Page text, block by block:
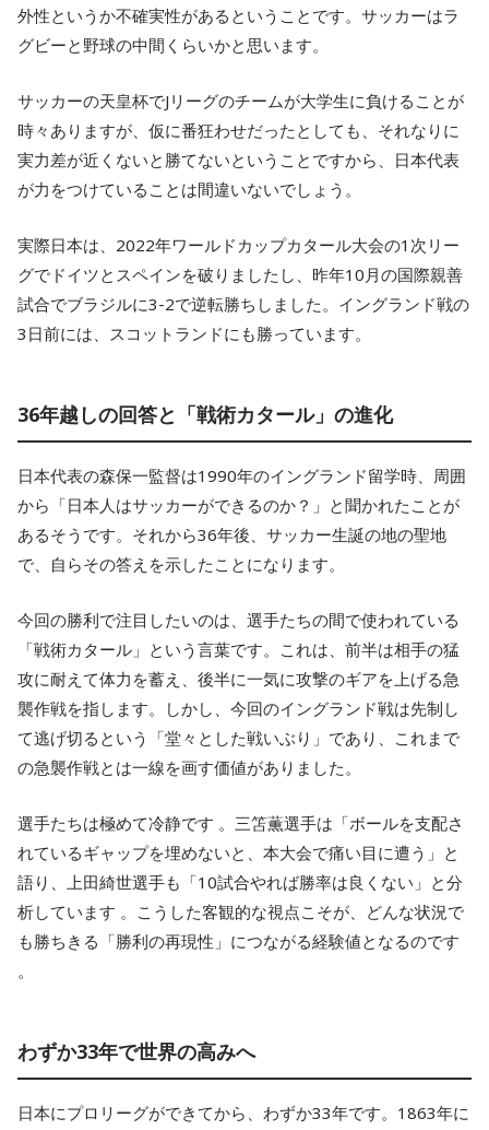
外性というか不確実性があるということです。サッカーはラ
グビーと野球の中間くらいかと思います。
サッカーの天皇杯でJリーグのチームが大学生に負けることが
時々ありますが、仮に番狂わせだったとしても、それなりに
実力差が近くないと勝てないということですから、日本代表
が力をつけていることは間違いないでしょう。
実際日本は、2022年ワールドカップカタール大会の1次リー
グでドイツとスペインを破りましたし、昨年10月の国際親善
試合でブラジルに3-2で逆転勝ちしました。イングランド戦の
3日前には、スコットランドにも勝っています。
36年越しの回答と「戦術カタール」の進化
日本代表の森保一監督は1990年のイングランド留学時、周囲
から「日本人はサッカーができるのか？」と聞かれたことが
あるそうです。それから36年後、サッカー生誕の地の聖地
で、自らその答えを示したことになります。
今回の勝利で注目したいのは、選手たちの間で使われている
「戦術カタール」という言葉です。これは、前半は相手の猛
攻に耐えて体力を蓄え、後半に一気に攻撃のギアを上げる急
襲作戦を指します。しかし、今回のイングランド戦は先制し
て逃げ切るという「堂々とした戦いぶり」であり、これまで
の急襲作戦とは一線を画す価値がありました。
選手たちは極めて冷静です 。三笘薫選手は「ボールを支配さ
れているギャップを埋めないと、本大会で痛い目に遭う」と
語り、上田綺世選手も「10試合やれば勝率は良くない」と分
析しています 。こうした客観的な視点こそが、どんな状況で
も勝ちきる「勝利の再現性」につながる経験値となるのです
。
わずか33年で世界の高みへ
日本にプロリーグができてから、わずか33年です。1863年に